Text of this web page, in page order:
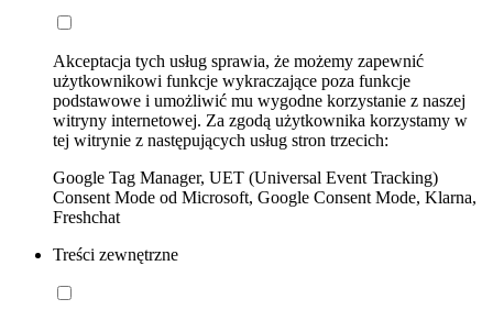
Akceptacja tych usług sprawia, że możemy zapewnić
użytkownikowi funkcje wykraczające poza funkcje
podstawowe i umożliwić mu wygodne korzystanie z naszej
witryny internetowej. Za zgodą użytkownika korzystamy w
tej witrynie z następujących usług stron trzecich:
Google Tag Manager, UET (Universal Event Tracking)
Consent Mode od Microsoft, Google Consent Mode, Klarna,
Freshchat
Treści zewnętrzne